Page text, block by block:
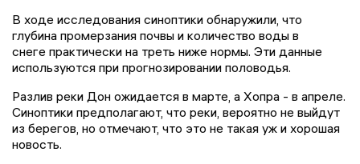
В ходе исследования синоптики обнаружили, что
глубина промерзания почвы и количество воды в
снеге практически на треть ниже нормы. Эти данные
используются при прогнозировании половодья.
Разлив реки Дон ожидается в марте, а Хопра - в апреле.
Синоптики предполагают, что реки, вероятно не выйдут
из берегов, но отмечают, что это не такая уж и хорошая
новость.